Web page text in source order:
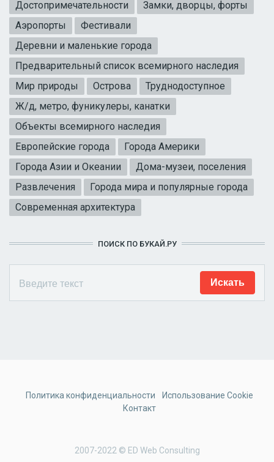
Достопримечательности
Замки, дворцы, форты
Аэропорты
Фестивали
Деревни и маленькие города
Предварительный список всемирного наследия
Мир природы
Острова
Труднодоступное
Ж/д, метро, фуникулеры, канатки
Объекты всемирного наследия
Европейские города
Города Америки
Города Азии и Океании
Дома-музеи, поселения
Развлечения
Города мира и популярные города
Современная архитектура
ПОИСК ПО БУКАЙ.РУ
2007-2022 © ED Web Consulting
Политика конфиденциальности
Использование Cookie
Контакт